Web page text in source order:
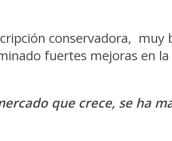
conservadora, muy
fuertes mejoras en
que crece, se ha